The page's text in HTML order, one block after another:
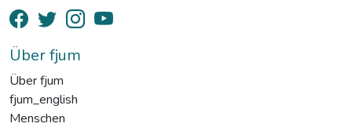
Über fjum
Über fjum
fjum_english
Menschen